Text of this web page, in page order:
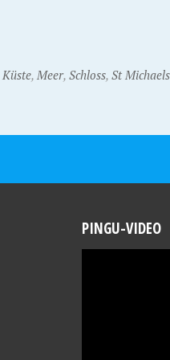
Küste, Meer, Schloss, St
PINGU-VIDEO